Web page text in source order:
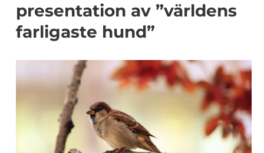
presentation av ”världens
farligaste hund”